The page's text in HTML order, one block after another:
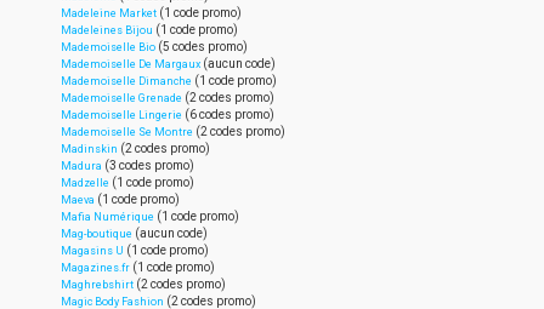
Madeleine Market (1 code promo)
Madeleines Bijou (1 code promo)
Mademoiselle Bio (5 codes promo)
Mademoiselle De Margaux (aucun code)
Mademoiselle Dimanche (1 code promo)
Mademoiselle Grenade (2 codes promo)
Mademoiselle Lingerie (6 codes promo)
Mademoiselle Se Montre (2 codes promo)
Madinskin (2 codes promo)
Madura (3 codes promo)
Madzelle (1 code promo)
Maeva (1 code promo)
Mafia Numérique (1 code promo)
Mag-boutique (aucun code)
Magasins U (1 code promo)
Magazines.fr (1 code promo)
Maghrebshirt (2 codes promo)
Magic Body Fashion (2 codes promo)